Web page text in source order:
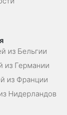
из Бельгии
из Германии
из Франции
Нидерландов